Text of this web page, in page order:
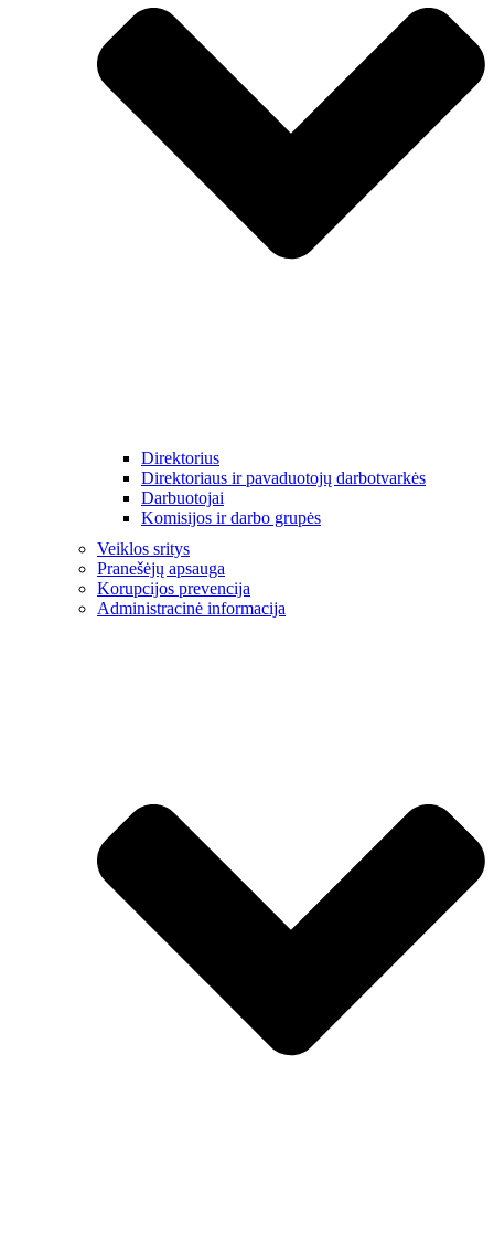
Direktorius
Direktoriaus ir pavaduotojų darbotvarkės
Darbuotojai
Komisijos ir darbo grupės
Veiklos sritys
Pranešėjų apsauga
Korupcijos prevencija
Administracinė informacija